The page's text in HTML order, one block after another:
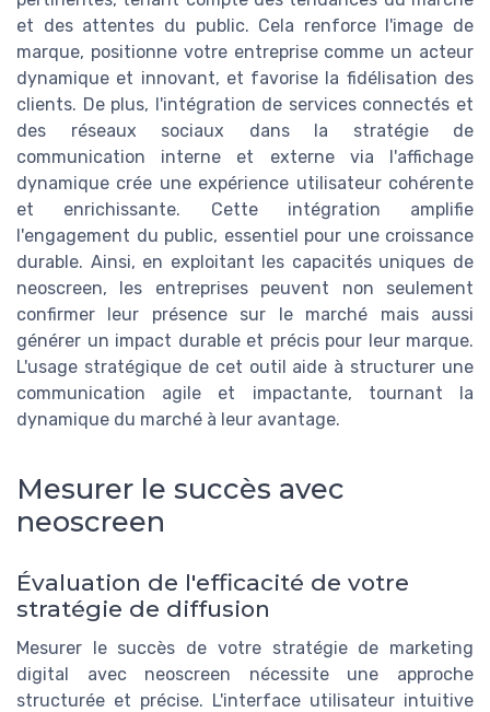
et des attentes du public. Cela renforce l'image de
marque, positionne votre entreprise comme un acteur
dynamique et innovant, et favorise la fidélisation des
clients. De plus, l'intégration de services connectés et
des réseaux sociaux dans la stratégie de
communication interne et externe via l'affichage
dynamique crée une expérience utilisateur cohérente
et enrichissante. Cette intégration amplifie
l'engagement du public, essentiel pour une croissance
durable. Ainsi, en exploitant les capacités uniques de
neoscreen, les entreprises peuvent non seulement
confirmer leur présence sur le marché mais aussi
générer un impact durable et précis pour leur marque.
L'usage stratégique de cet outil aide à structurer une
communication agile et impactante, tournant la
dynamique du marché à leur avantage.
Mesurer le succès avec
neoscreen
Évaluation de l'efficacité de votre
stratégie de diffusion
Mesurer le succès de votre stratégie de marketing
digital avec neoscreen nécessite une approche
structurée et précise. L'interface utilisateur intuitive